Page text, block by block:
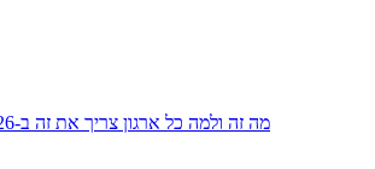
מודל Zero Trust — מה זה ולמה כל ארגון צריך את זה ב-2026